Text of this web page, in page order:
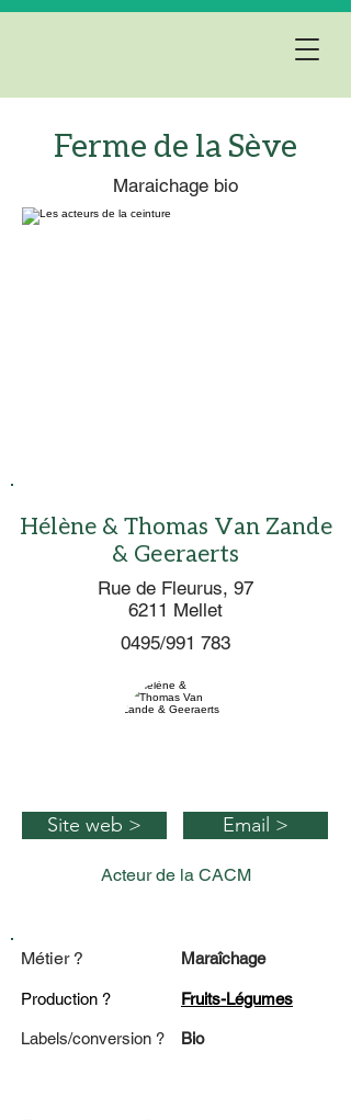
Ferme de la Sève
Maraichage bio
Hélène & Thomas Van Zande
& Geeraerts
Rue de Fleurus, 97
6211 Mellet
0495/991 783
Site web > Email >
Acteur de la CACM
Métier ? Maraîchage
Production ? Fruits-Légumes
Labels/conversion ? Bio